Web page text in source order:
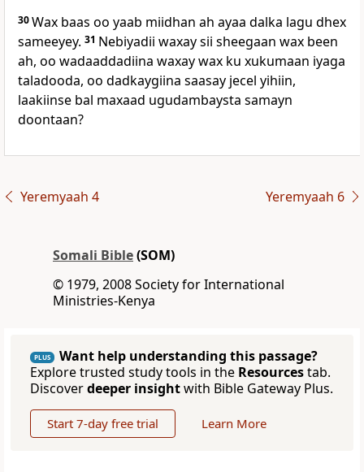
30Wax baas oo yaab miidhan ah ayaa dalka lagu dhex
sameeyey. 31 Nebiyadii waxay sii sheegaan wax been
ah, oo wadaaddadiina waxay wax ku xukumaan iyaga
taladooda, oo dadkaygiina saasay jecel yihiin,
laakiinse bal maxaad ugudambaysta samayn
doontaan?
Yeremyaah 4 Yeremyaah 6
Somali Bible(SOM)
© 1979, 2008 Society for International
Ministries-Kenya
PLUS
Want help understanding this passage?
Explore trusted study tools in the Resourcestab.
Discoverdeeper insightwith Bible Gateway Plus.
Start 7-day free trial Learn More